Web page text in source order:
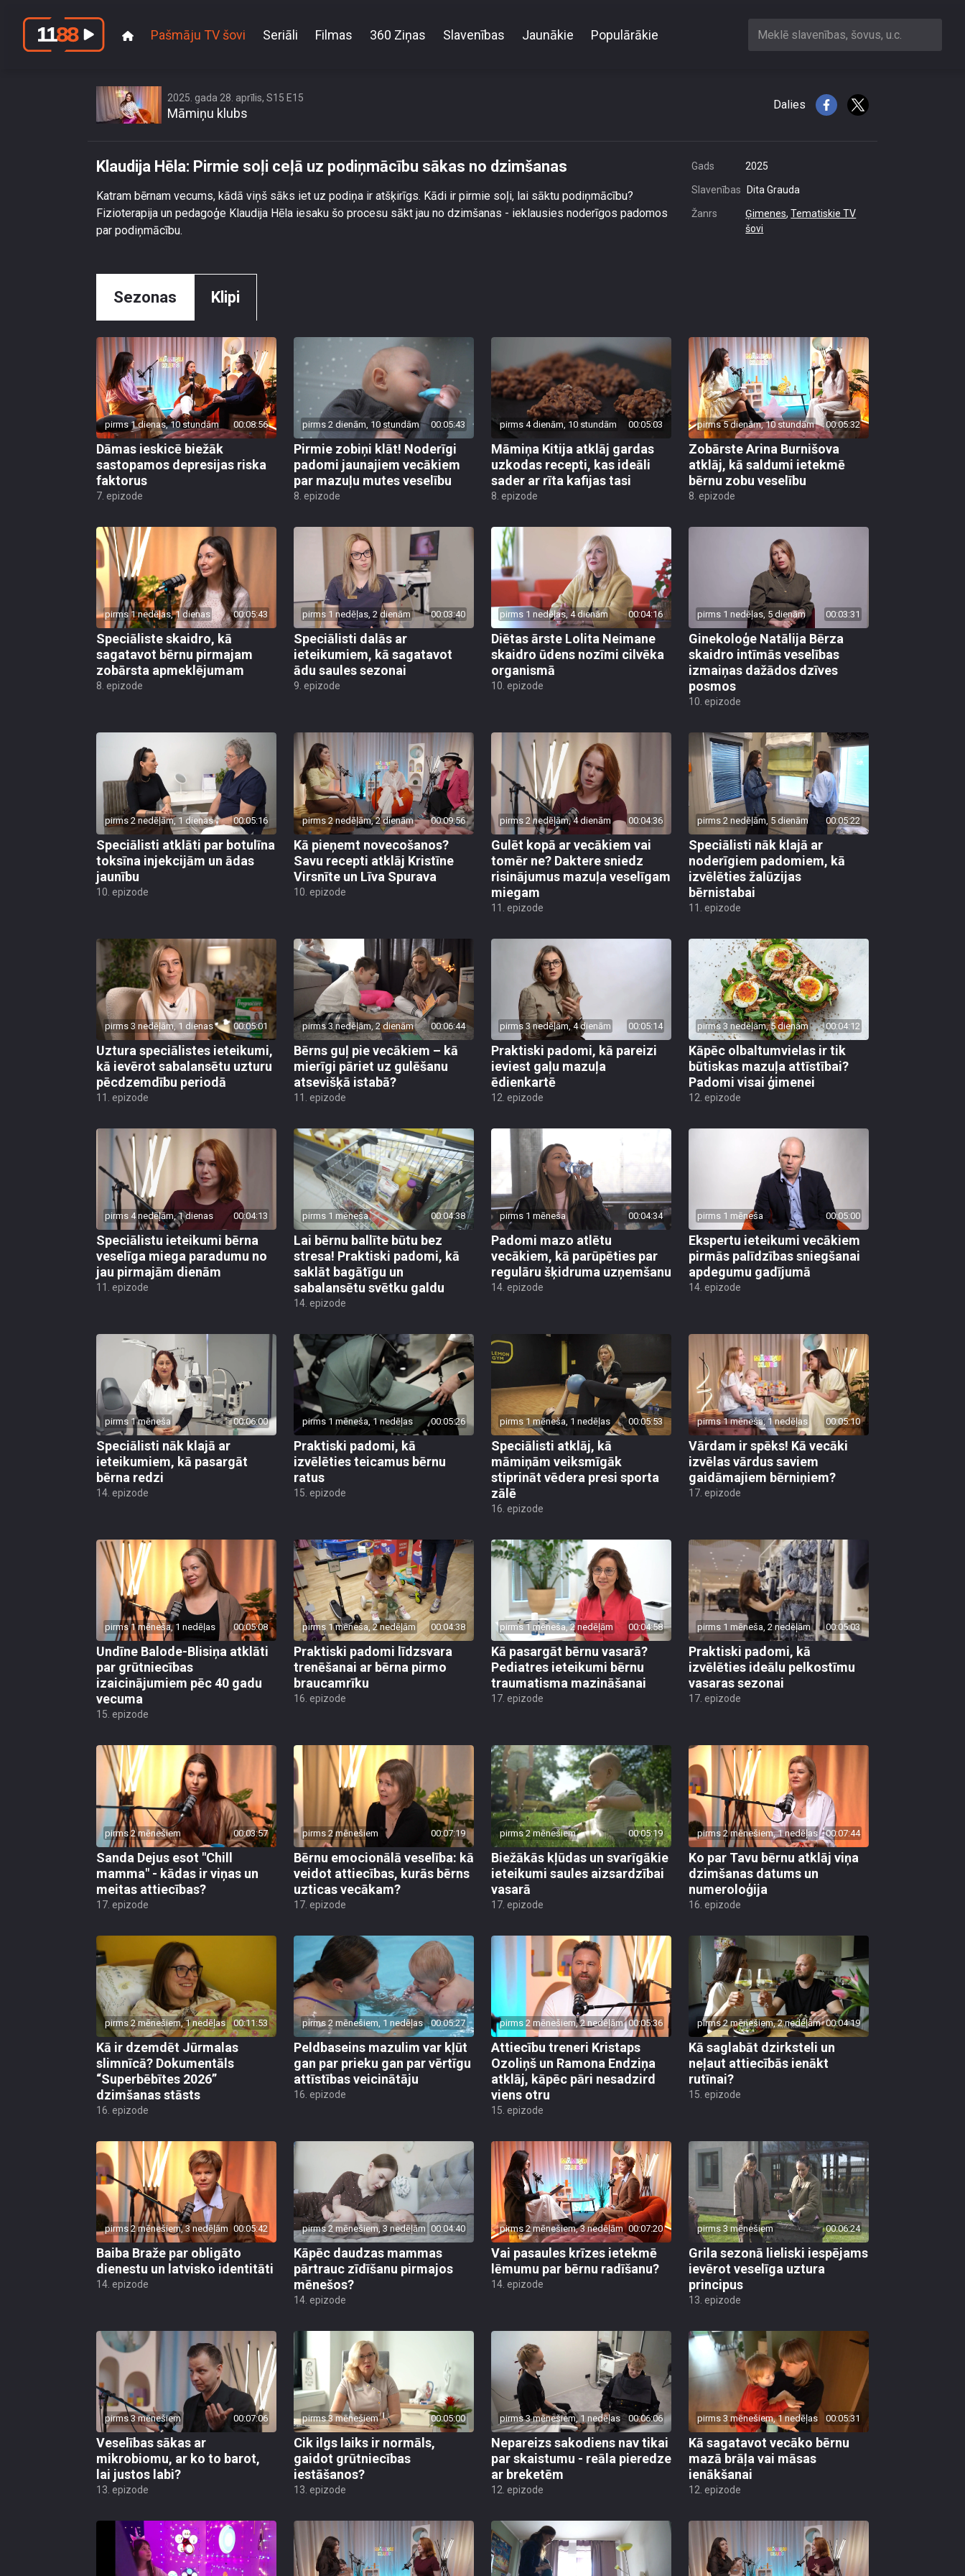
Pašmāju TV šovi Seriāli Filmas 360 Ziņas Slavenības Jaunākie Populārākie Meklē slavenības, šovus, u.c.
2025. gada 28. aprīlis, S15 E15
Māmiņu klubs
Dalies
Klaudija Hēla: Pirmie soļi ceļā uz podiņmācību sākas no dzimšanas
Katram bērnam vecums, kādā viņš sāks iet uz podiņa ir atšķirīgs. Kādi ir pirmie soļi, lai sāktu podiņmācību?
Fizioterapija un pedagoģe Klaudija Hēla iesaku šo procesu sākt jau no dzimšanas - ieklausies noderīgos padomos
par podiņmācību.
Gads 2025
Slavenības Dita Grauda
Žanrs Ģimenes,Tematiskie TV
šovi
Sezonas Klipi
pirms 1 dienas, 10 stundām 00:08:56
Dāmas ieskicē biežāk
sastopamos depresijas riska
faktorus
7. epizode
pirms 2 dienām, 10 stundām 00:05:43
Pirmie zobiņi klāt! Noderīgi
padomi jaunajiem vecākiem
par mazuļu mutes veselību
8. epizode
pirms 4 dienām, 10 stundām 00:05:03
Māmiņa Kitija atklāj gardas
uzkodas recepti, kas ideāli
sader ar rīta kafijas tasi
8. epizode
pirms 5 dienām, 10 stundām 00:05:32
Zobārste Arina Burnišova
atklāj, kā saldumi ietekmē
bērnu zobu veselību
8. epizode
pirms 1 nedēļas, 1 dienas 00:05:43
Speciāliste skaidro, kā
sagatavot bērnu pirmajam
zobārsta apmeklējumam
8. epizode
pirms 1 nedēļas, 2 dienām 00:03:40
Speciālisti dalās ar
ieteikumiem, kā sagatavot
ādu saules sezonai
9. epizode
pirms 1 nedēļas, 4 dienām 00:04:16
Diētas ārste Lolita Neimane
skaidro ūdens nozīmi cilvēka
organismā
10. epizode
pirms 1 nedēļas, 5 dienām 00:03:31
Ginekoloģe Natālija Bērza
skaidro intīmās veselības
izmaiņas dažādos dzīves
posmos
10. epizode
pirms 2 nedēļām, 1 dienas 00:05:16
Speciālisti atklāti par botulīna
toksīna injekcijām un ādas
jaunību
10. epizode
pirms 2 nedēļām, 2 dienām 00:09:56
Kā pieņemt novecošanos?
Savu recepti atklāj Kristīne
Virsnīte un Līva Spurava
10. epizode
pirms 2 nedēļām, 4 dienām 00:04:36
Gulēt kopā ar vecākiem vai
tomēr ne? Daktere sniedz
risinājumus mazuļa veselīgam
miegam
11. epizode
pirms 2 nedēļām, 5 dienām 00:05:22
Speciālisti nāk klajā ar
noderīgiem padomiem, kā
izvēlēties žalūzijas
bērnistabai
11. epizode
pirms 3 nedēļām, 1 dienas 00:05:01
Uztura speciālistes ieteikumi,
kā ievērot sabalansētu uzturu
pēcdzemdību periodā
11. epizode
pirms 3 nedēļām, 2 dienām 00:06:44
Bērns guļ pie vecākiem – kā
mierīgi pāriet uz gulēšanu
atsevišķā istabā?
11. epizode
pirms 3 nedēļām, 4 dienām 00:05:14
Praktiski padomi, kā pareizi
ieviest gaļu mazuļa
ēdienkartē
12. epizode
pirms 3 nedēļām, 5 dienām 00:04:12
Kāpēc olbaltumvielas ir tik
būtiskas mazuļa attīstībai?
Padomi visai ģimenei
12. epizode
pirms 4 nedēļām, 1 dienas 00:04:13
Speciālistu ieteikumi bērna
veselīga miega paradumu no
jau pirmajām dienām
11. epizode
pirms 1 mēneša 00:04:38
Lai bērnu ballīte būtu bez
stresa! Praktiski padomi, kā
saklāt bagātīgu un
sabalansētu svētku galdu
14. epizode
pirms 1 mēneša 00:04:34
Padomi mazo atlētu
vecākiem, kā parūpēties par
regulāru šķidruma uzņemšanu
14. epizode
pirms 1 mēneša 00:05:00
Ekspertu ieteikumi vecākiem
pirmās palīdzības sniegšanai
apdegumu gadījumā
14. epizode
pirms 1 mēneša 00:06:00
Speciālisti nāk klajā ar
ieteikumiem, kā pasargāt
bērna redzi
14. epizode
pirms 1 mēneša, 1 nedēļas 00:05:26
Praktiski padomi, kā
izvēlēties teicamus bērnu
ratus
15. epizode
pirms 1 mēneša, 1 nedēļas 00:05:53
Speciālisti atklāj, kā
māmiņām veiksmīgāk
stiprināt vēdera presi sporta
zālē
16. epizode
pirms 1 mēneša, 1 nedēļas 00:05:10
Vārdam ir spēks! Kā vecāki
izvēlas vārdus saviem
gaidāmajiem bērniņiem?
17. epizode
pirms 1 mēneša, 1 nedēļas 00:05:08
Undīne Balode-Blisiņa atklāti
par grūtniecības
izaicinājumiem pēc 40 gadu
vecuma
15. epizode
pirms 1 mēneša, 2 nedēļām 00:04:38
Praktiski padomi līdzsvara
trenēšanai ar bērna pirmo
braucamrīku
16. epizode
pirms 1 mēneša, 2 nedēļām 00:04:58
Kā pasargāt bērnu vasarā?
Pediatres ieteikumi bērnu
traumatisma mazināšanai
17. epizode
pirms 1 mēneša, 2 nedēļām 00:05:03
Praktiski padomi, kā
izvēlēties ideālu pelkostīmu
vasaras sezonai
17. epizode
pirms 2 mēnešiem 00:03:57
Sanda Dejus esot "Chill
mamma" - kādas ir viņas un
meitas attiecības?
17. epizode
pirms 2 mēnešiem 00:07:19
Bērnu emocionālā veselība: kā
veidot attiecības, kurās bērns
uzticas vecākam?
17. epizode
pirms 2 mēnešiem 00:05:19
Biežākās kļūdas un svarīgākie
ieteikumi saules aizsardzībai
vasarā
17. epizode
pirms 2 mēnešiem, 1 nedēļas 00:07:44
Ko par Tavu bērnu atklāj viņa
dzimšanas datums un
numeroloģija
16. epizode
pirms 2 mēnešiem, 1 nedēļas 00:11:53
Kā ir dzemdēt Jūrmalas
slimnīcā? Dokumentāls
“Superbēbītes 2026”
dzimšanas stāsts
16. epizode
pirms 2 mēnešiem, 1 nedēļas 00:05:27
Peldbaseins mazulim var kļūt
gan par prieku gan par vērtīgu
attīstības veicinātāju
16. epizode
pirms 2 mēnešiem, 2 nedēļām 00:05:36
Attiecību treneri Kristaps
Ozoliņš un Ramona Endziņa
atklāj, kāpēc pāri nesadzird
viens otru
15. epizode
pirms 2 mēnešiem, 2 nedēļām 00:04:19
Kā saglabāt dzirksteli un
neļaut attiecībās ienākt
rutīnai?
15. epizode
pirms 2 mēnešiem, 3 nedēļām 00:05:42
Baiba Braže par obligāto
dienestu un latvisko identitāti
14. epizode
pirms 2 mēnešiem, 3 nedēļām 00:04:40
Kāpēc daudzas mammas
pārtrauc zīdīšanu pirmajos
mēnešos?
14. epizode
pirms 2 mēnešiem, 3 nedēļām 00:07:20
Vai pasaules krīzes ietekmē
lēmumu par bērnu radīšanu?
14. epizode
pirms 3 mēnešiem 00:06:24
Grila sezonā lieliski iespējams
ievērot veselīga uztura
principus
13. epizode
pirms 3 mēnešiem 00:07:06
Veselības sākas ar
mikrobiomu, ar ko to barot,
lai justos labi?
13. epizode
pirms 3 mēnešiem 00:05:00
Cik ilgs laiks ir normāls,
gaidot grūtniecības
iestāšanos?
13. epizode
pirms 3 mēnešiem, 1 nedēļas 00:06:06
Nepareizs sakodiens nav tikai
par skaistumu - reāla pieredze
ar breketēm
12. epizode
pirms 3 mēnešiem, 1 nedēļas 00:05:31
Kā sagatavot vecāko bērnu
mazā brāļa vai māsas
ienākšanai
12. epizode